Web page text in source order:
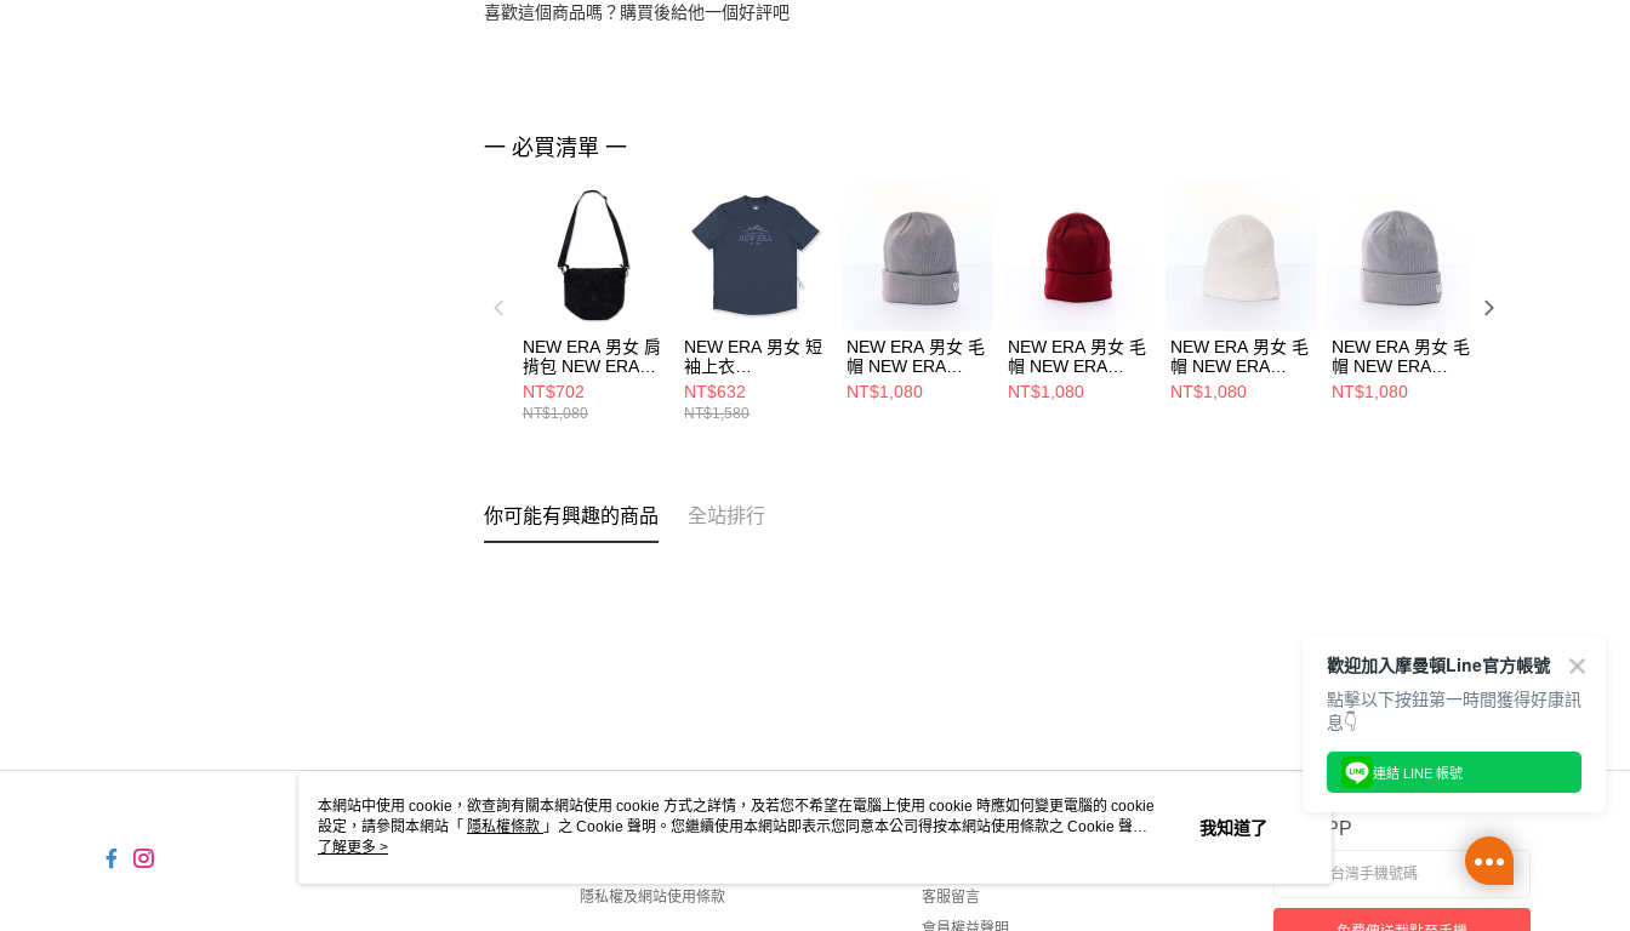
喜歡這個商品嗎？購買後給他一個好評吧
一 必買清單 一
NEW ERA 男女 肩
揹包 NEW ERA
DARK 90S NEW
ERA NE14363347
NT$702
NT$1,080
NEW ERA 男女 短
袖上衣
OUTDOOR BASIC
LOGO NEW ERA
NE13774232
NT$632
NT$1,580
NEW ERA 男女 毛
帽 NEW ERA
NE70534806
NT$1,080
NEW ERA 男女 毛
帽 NEW ERA
NE70534803
NT$1,080
NEW ERA 男女 毛
帽 NEW ERA
NE70534808
NT$1,080
NEW ERA 男女 毛
帽 NEW ERA
NE70788570
NT$1,080
你可能有興趣的商品 全站排行
關於我們
隱私權及網站使用條款
客服資訊
客服留言
官方APP
本網站中使用 cookie，欲查詢有關本網站使用 cookie 方式之詳情，及若您不希望在電腦上使用 cookie 時應如何變更電腦的 cookie
設定，請參閱本網站「 隱私權條款 」之 Cookie 聲明。您繼續使用本網站即表示您同意本公司得按本網站使用條款之 Cookie 聲明
使用 cookie。
了解更多 >
我知道了
歡迎加入摩曼頓Line官方帳號
點擊以下按鈕第一時間獲得好康訊
息👇
連結 LINE 帳號